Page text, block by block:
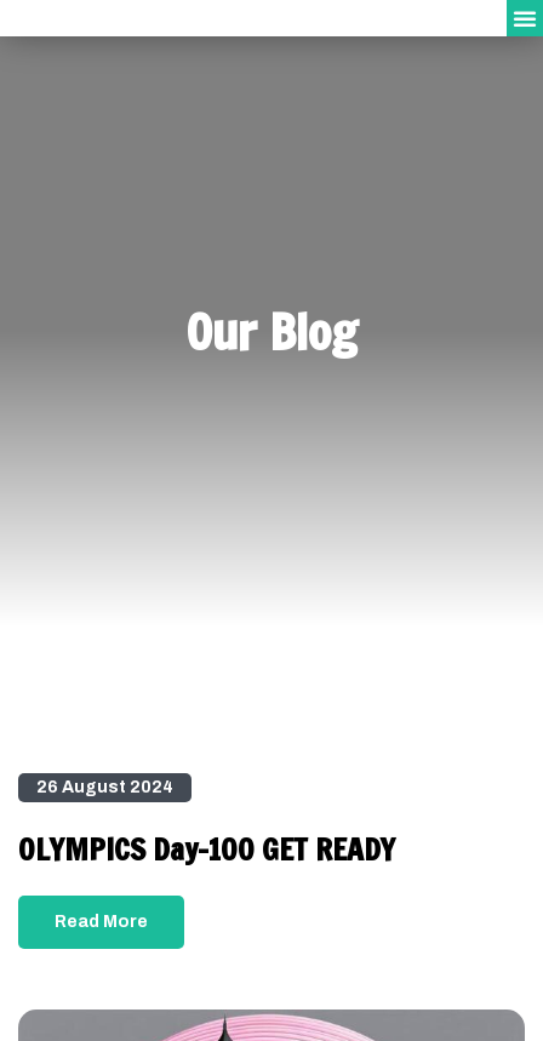
Our Blog
26 August 2024
OLYMPICS Day-100 GET READY
Read More